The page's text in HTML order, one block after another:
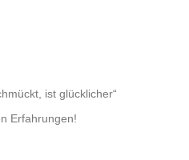
ist glücklicher“
Erfahrungen!